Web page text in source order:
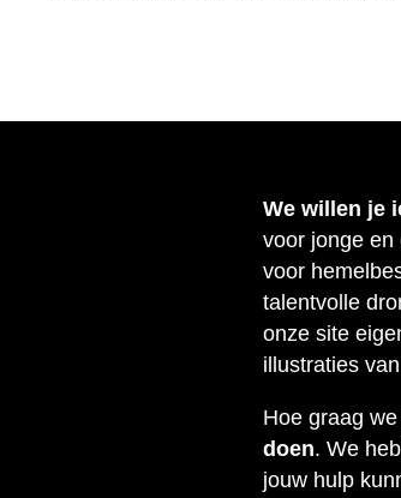
We willen je
voor jonge en
voor
talentvolle
onze site
illustraties
Hoe graag
doen. We
jouw hulp